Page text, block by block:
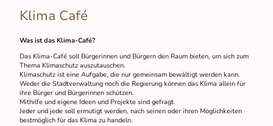
Klima Café
Was ist das Klima-Café?
Das Klima-Café soll Bürgerinnen und Bürgern den Raum bieten, um sich zum
Thema Klimaschutz auszutauschen.
Klimaschutz ist eine Aufgabe, die nur gemeinsam bewältigt werden kann.
Weder die Stadtverwaltung noch die Regierung können das Klima allein für
ihre Bürger und Bürgerinnen schützen.
Mithilfe und eigene Ideen und Projekte sind gefragt.
Jeder und jede soll ermutigt werden, nach seinen oder ihren Möglichkeiten
bestmöglich für das Klima zu handeln.